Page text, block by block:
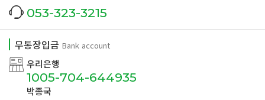
053-323-3215
무통장입금 Bank account
우리은행
1005-704-644935
박종국